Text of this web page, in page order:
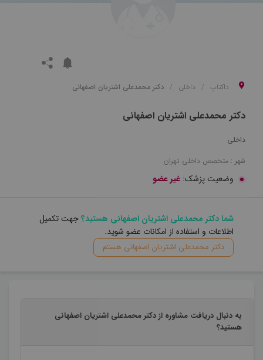
داکتاپ داخلی دکتر محمدعلی اشتریان اصفهانی
دکتر محمدعلی اشتریان اصفهانی
داخلی
شهر : متخصص داخلی تهران
وضعیت پزشک: غیر عضو
شما دکتر محمدعلی اشتریان اصفهانی هستید؟جهت تکمیل
اطلاعات و استفاده از امکانات عضو شوید.
دکتر محمدعلی اشتریان اصفهانی هستم
به دنبال دریافت مشاوره از دکتر محمدعلی اشتریان اصفهانی
هستید؟